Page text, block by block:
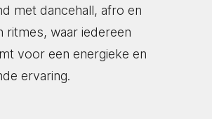
met dancehall, afro en
ritmes, waar iedereen
voor een energieke en
ervaring.